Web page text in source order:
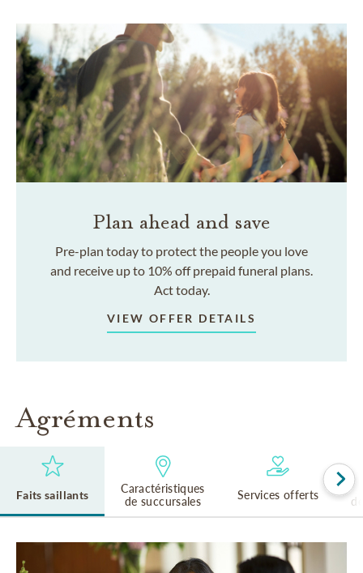
Plan ahead and save
Pre-plan today to protect the people you love
and receive up to 10% off prepaid funeral plans.
Act today.
VIEW OFFER DETAILS
Agréments
Faits saillants
Caractéristiques
de succursales
Services offerts